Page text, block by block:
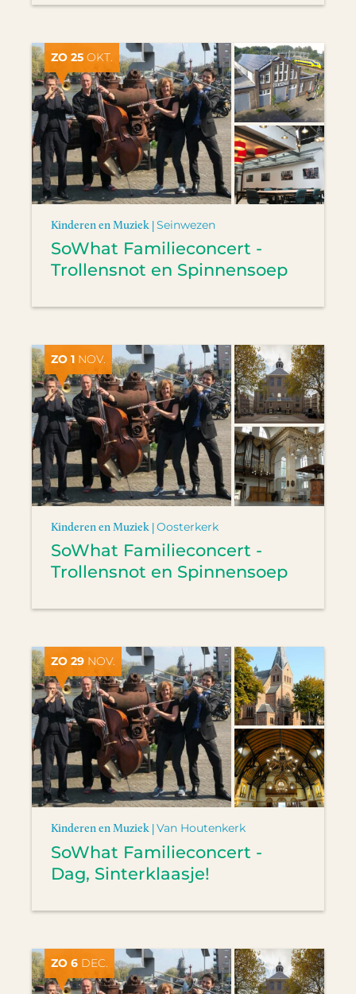
ZO 25 OKT.
Kinderen en Muziek |Seinwezen
SoWhat Familieconcert -
Trollensnot en Spinnensoep
ZO 1 NOV.
Kinderen en Muziek |Oosterkerk
SoWhat Familieconcert -
Trollensnot en Spinnensoep
ZO 29 NOV.
Kinderen en Muziek |Van Houtenkerk
SoWhat Familieconcert -
Dag, Sinterklaasje!
ZO 6 DEC.